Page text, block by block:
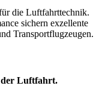
die Luftfahrttechnik.
sichern exzellente
Transportflugzeugen.
der Luftfahrt.